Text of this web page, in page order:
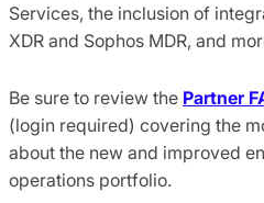
Services, the inclusion of
XDR and Sophos MDR, and
Be sure to review the Partner
(login required) covering the
about the new and improved
operations portfolio.